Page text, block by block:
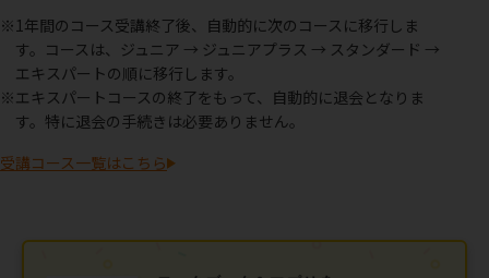
※1年間のコース受講終了後、自動的に次のコースに移行しま
す。コースは、ジュニア → ジュニアプラス → スタンダード →
エキスパートの順に移行します。
※エキスパートコースの終了をもって、自動的に退会となりま
す。特に退会の手続きは必要ありません。
受講コース一覧はこちら